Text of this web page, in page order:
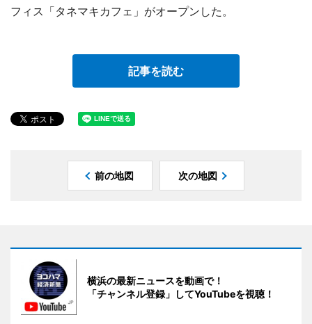
フィス「タネマキカフェ」がオープンした。
記事を読む
前の地図 次の地図
横浜の最新ニュースを動画で！
「チャンネル登録」してYouTubeを視聴！